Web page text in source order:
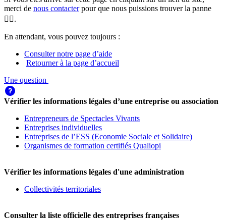
merci de nous contacterpour que nous puissions trouver la panne
🕵️‍♀️.
En attendant, vous pouvez toujours :
Consulter notre page d’aide
Retourner à la page d’accueil
Une question
Vérifier les informations légales d’une entreprise ou association
Entrepreneurs de Spectacles Vivants
Entreprises individuelles
Entreprises de l’ESS (Economie Sociale et Solidaire)
Organismes de formation certifiés Qualiopi
Vérifier les informations légales d'une administration
Collectivités territoriales
Consulter la liste officielle des entreprises françaises